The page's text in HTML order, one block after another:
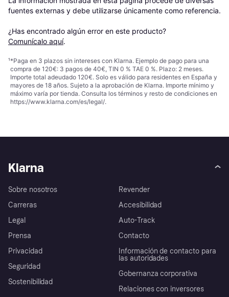
fuentes externas y debe utilizarse únicamente como referencia.
¿Has encontrado algún error en este producto?
Comunícalo aquí.
¹*Paga en 3 plazos sin intereses con Klarna. Ejemplo de pago para una
compra de 120€: 3 pagos de 40€, TIN 0 % TAE 0 %. Plazo: 2 meses.
Importe total adeudado 120€. Solo es válido para residentes en España y
mayores de 18 años. Sujeto a la aprobación de Klarna. Importe mínimo y
máximo varía por tienda. Consulta los términos y resto de condiciones en
https://www.klarna.com/es/legal/.
Klarna
Sobre nosotros
Carreras
Legal
Prensa
Privacidad
Seguridad
Sostenibilidad
Revender
Accesibilidad
Auto-Track
Contacto
Información de contacto para
las autoridades
Gobernanza corporativa
Relaciones con inversores